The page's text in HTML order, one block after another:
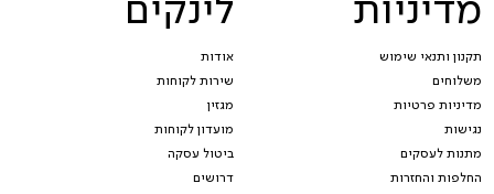
מדיניות
תקנון ותנאי שימוש
משלוחים
מדיניות פרטיות
נגישות
מתנות לעסקים
החלפות והחזרות
לינקים
אודות
שירות לקוחות
מגזין
מועדון לקוחות
ביטול עסקה
דרושים